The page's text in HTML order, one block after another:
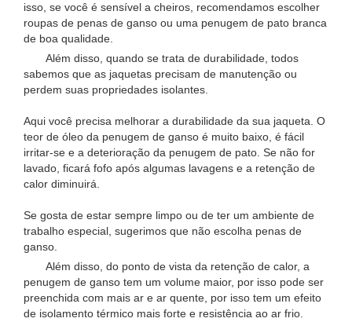
isso, se você é sensível a cheiros, recomendamos escolher
roupas de penas de ganso ou uma penugem de pato branca
de boa qualidade.
Além disso, quando se trata de durabilidade, todos
sabemos que as jaquetas precisam de manutenção ou
perdem suas propriedades isolantes.
Aqui você precisa melhorar a durabilidade da sua jaqueta. O
teor de óleo da penugem de ganso é muito baixo, é fácil
irritar-se e a deterioração da penugem de pato. Se não for
lavado, ficará fofo após algumas lavagens e a retenção de
calor diminuirá.
Se gosta de estar sempre limpo ou de ter um ambiente de
trabalho especial, sugerimos que não escolha penas de
ganso.
Além disso, do ponto de vista da retenção de calor, a
penugem de ganso tem um volume maior, por isso pode ser
preenchida com mais ar e ar quente, por isso tem um efeito
de isolamento térmico mais forte e resistência ao ar frio.